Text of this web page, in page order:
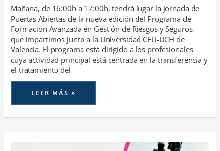
Mañana, de 16:00h a 17:00h, tendrá lugar la Jornada de
Puertas Abiertas de la nueva edición del Programa de
Formación Avanzada en Gestión de Riesgos y Seguros,
que impartimos junto a la Universidad CEU-UCH de
Valencia. El programa está dirigido a los profesionales
cuya actividad principal está centrada en la transferencia y
el tratamiento del
LEER MÁS »